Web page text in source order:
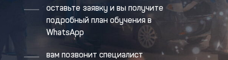
оставьте заявку и вы получите
подробный план обучения в
WhatsApp
вам позвонит специалист